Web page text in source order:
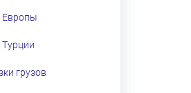
Европы
Турции
грузов